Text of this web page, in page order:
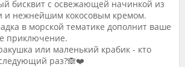
бисквит с освежающей начинкой из
и нежнейшим кокосовым кремом.
в морской тематике дополнит ваше
приключение.
или маленький крабик - кто
раз?🙈❤️